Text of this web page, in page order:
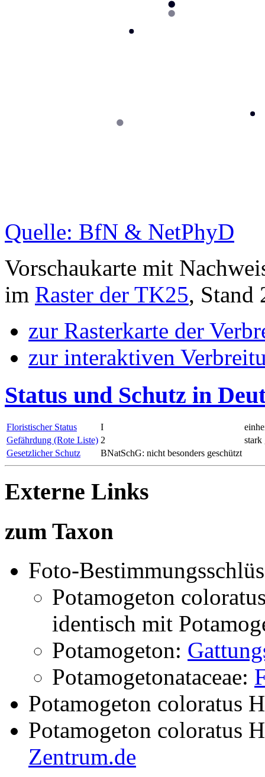
Quelle: BfN & NetPhyD
Vorschaukarte mit
im Raster der TK25, Stand
zur Rasterkarte der
zur interaktiven
Status und Schutz in
Floristischer Status I
Gefährdung (Rote Liste) 2
stark
Gesetzlicher Schutz
BNatSchG: nicht besonders geschützt
Externe Links
zum Taxon
Foto-
Potamogeton
identisch mit
Potamogeton:
Potamogetonataceae:
Potamogeton coloratus
Potamogeton coloratus
Zentrum.de